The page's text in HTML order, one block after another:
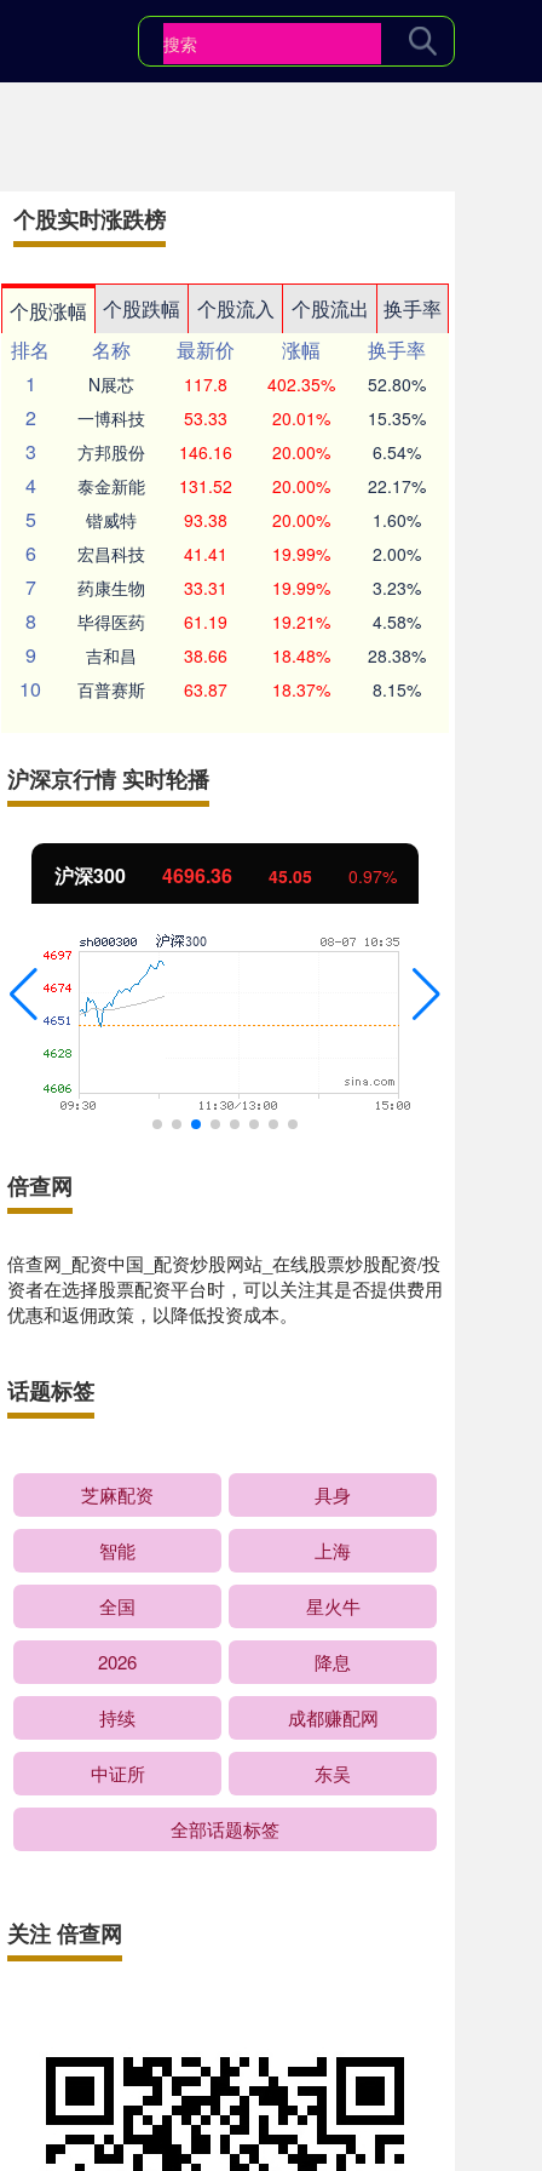
个股实时涨跌榜
个股涨幅 个股跌幅 个股流入 个股流出
换手率
排名
名称 最新价 涨幅
换手率
1
N展芯 117.8 402.35% 52.80%
2 一博科技 53.33 20.01% 15.35%
3 方邦股份 146.16 20.00% 6.54%
4 泰金新能 131.52 20.00% 22.17%
5 锴威特 93.38 20.00% 1.60%
6 宏昌科技 41.41 19.99% 2.00%
7 药康生物 33.31 19.99% 3.23%
8 毕得医药 61.19 19.21% 4.58%
9 吉和昌 38.66 18.48% 28.38%
10 百普赛斯 63.87 18.37% 8.15%
沪深京行情 实时轮播
沪深300 4696.36 45.05 0.97%
倍查网
倍查网_配资中国_配资炒股网站_在线股票炒股配资/投
资者在选择股票配资平台时，可以关注其是否提供费用
优惠和返佣政策，以降低投资成本。
话题标签
芝麻配资 具身
智能 上海
全国 星火牛
2026 降息
持续 成都赚配网
中证所 东吴
全部话题标签
关注 倍查网